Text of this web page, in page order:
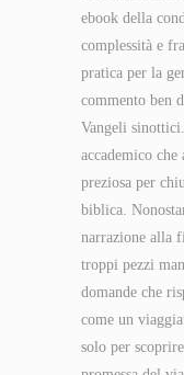
ebook della
complessità e
pratica per la
commento ben
Vangeli
accademico che
preziosa per
biblica.
narrazione alla
troppi pezzi
domande che
come un
solo per